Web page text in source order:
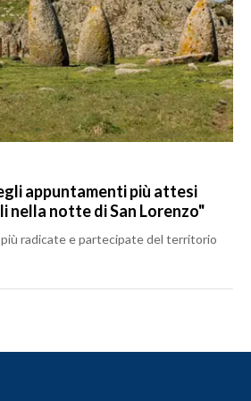
appuntamenti più attesi
nella notte di San Lorenzo"
radicate e partecipate del territorio